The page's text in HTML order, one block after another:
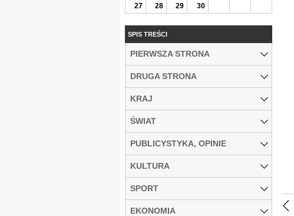
27
28 29 30
SPIS TREŚCI
PIERWSZA STRONA
DRUGA STRONA
KRAJ
ŚWIAT
PUBLICYSTYKA, OPINIE
KULTURA
SPORT
EKONOMIA